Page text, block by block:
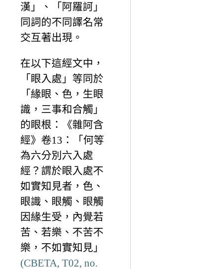
漢」、「阿羅訶」
同詞的不同譯名常
交互著出現。
在以下這經文中，
「眼入處」等同於
「緣眼、色，生眼
識，三事和合觸」
的眼根：《雜阿含
經》卷13：「何等
為六分別六入處
經？謂於眼入處不
如實知見者，色、
眼識、眼觸、眼觸
因緣生受，內覺若
苦、若樂、不苦不
樂，不如實知見」
(CBETA, T02, no.